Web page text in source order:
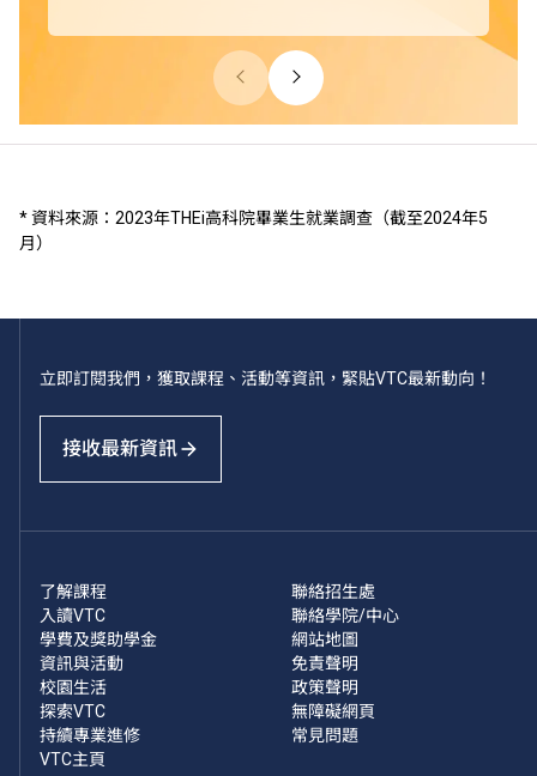
* 資料來源：2023年THEi高科院畢業生就業調查（截至2024年5
月）
立即訂閱我們，獲取課程、活動等資訊，緊貼VTC最新動向！
接收最新資訊
了解課程
入讀VTC
學費及獎助學金
資訊與活動
校園生活
探索VTC
持續專業進修
VTC主頁
聯絡招生處
聯絡學院/中心
網站地圖
免責聲明
政策聲明
無障礙網頁
常見問題